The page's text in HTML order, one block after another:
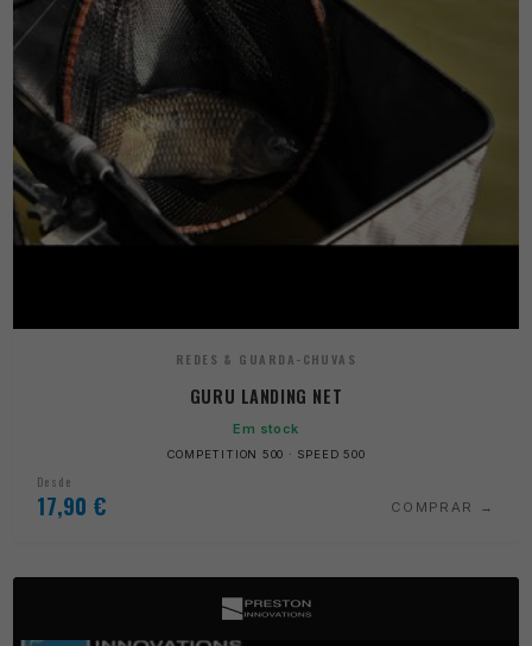
REDES & GUARDA-CHUVAS
GURU LANDING NET
Em stock
COMPETITION 500 · SPEED 500
Desde
17,90 € COMPRAR